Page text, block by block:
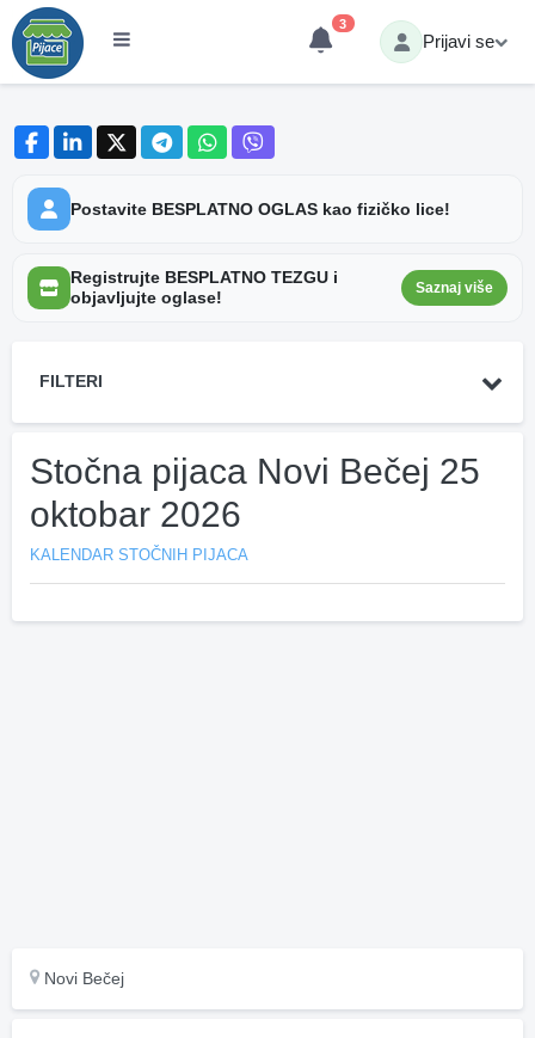
3
Prijavi se
Postavite BESPLATNO OGLAS kao fizičko lice!
Registrujte BESPLATNO TEZGU i
objavljujte oglase!
Saznaj više
FILTERI
Stočna pijaca Novi Bečej 25
oktobar 2026
KALENDAR STOČNIH PIJACA
Novi Bečej